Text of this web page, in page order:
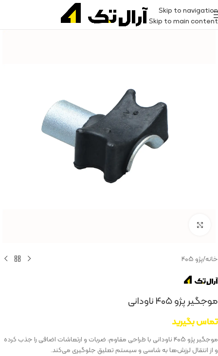
Skip to navigation
Skip to main content
خانه/پژو ۴۰۵
موجگیر پژو ۴۰۵ ناودانی
تماس بگیرید
موجگیر پژو ۴۰۵ ناودانی با طراحی مقاوم، ضربات و ارتعاشات اضافی را جذب کرده
و از انتقال لرزش‌ها به شاسی و سیستم تعلیق جلوگیری می‌کند.